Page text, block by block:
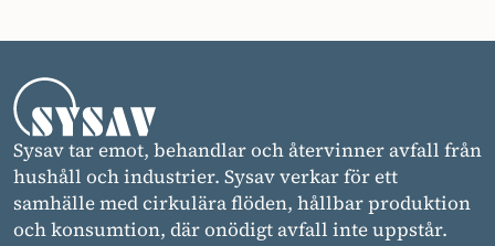
Sysav tar emot, behandlar och återvinner avfall från
hushåll och industrier. Sysav verkar för ett
samhälle med cirkulära flöden, hållbar produktion
och konsumtion, där onödigt avfall inte uppstår.